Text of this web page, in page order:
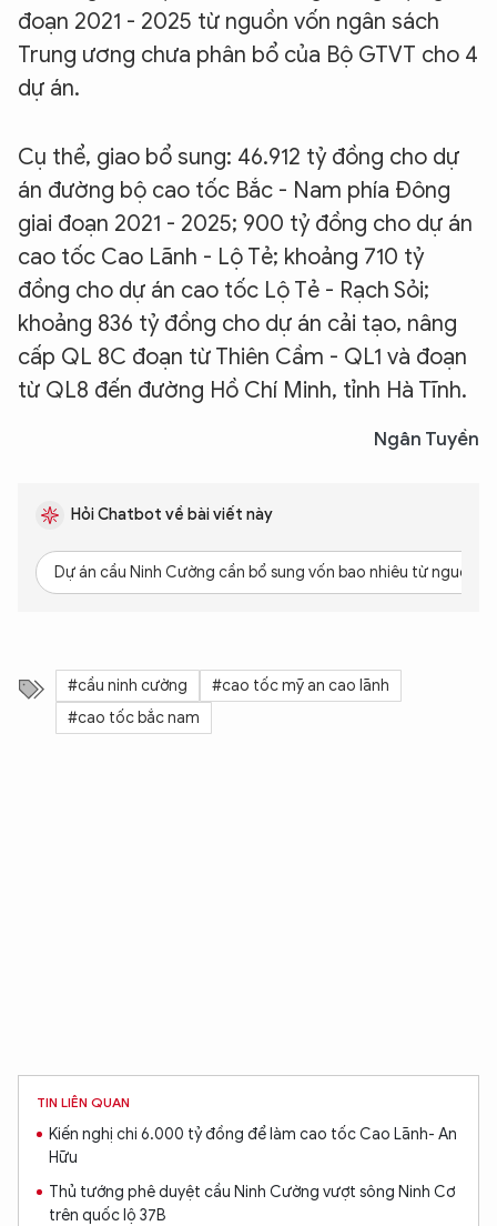
đoạn 2021 - 2025 từ nguồn vốn ngân sách
Trung ương chưa phân bổ của Bộ GTVT cho 4
dự án.
Cụ thể, giao bổ sung: 46.912 tỷ đồng cho dự
án đường bộ cao tốc Bắc - Nam phía Đông
giai đoạn 2021 - 2025; 900 tỷ đồng cho dự án
cao tốc Cao Lãnh - Lộ Tẻ; khoảng 710 tỷ
đồng cho dự án cao tốc Lộ Tẻ - Rạch Sỏi;
khoảng 836 tỷ đồng cho dự án cải tạo, nâng
cấp QL 8C đoạn từ Thiên Cầm - QL1 và đoạn
từ QL8 đến đường Hồ Chí Minh, tỉnh Hà Tĩnh.
Ngân Tuyền
Hỏi Chatbot về bài viết này
Dự án cầu Ninh Cường cần bổ sung vốn bao nhiêu từ nguồn
#cầu ninh cường
#cao tốc mỹ an cao lãnh
#cao tốc bắc nam
TIN LIÊN QUAN
Kiến nghị chi 6.000 tỷ đồng để làm cao tốc Cao Lãnh- An
Hữu
Thủ tướng phê duyệt cầu Ninh Cường vượt sông Ninh Cơ
trên quốc lộ 37B